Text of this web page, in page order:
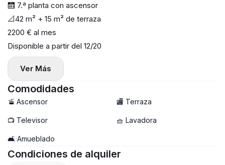
🛗 7.ª planta con ascensor
📐42 m² + 15 m² de terraza
2200 € al mes
Disponible a partir del 12/20
Ver Más
Comodidades
🚡 Ascensor 🏬 Terraza
📺 Televisor 🧺 Lavadora
🛋️ Amueblado
Condiciones de alquiler